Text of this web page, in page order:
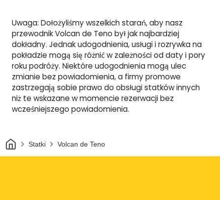
Uwaga: Dołożyliśmy wszelkich starań, aby nasz
przewodnik Volcan de Teno był jak najbardziej
dokładny. Jednak udogodnienia, usługi i rozrywka na
pokładzie mogą się różnić w zależności od daty i pory
roku podróży. Niektóre udogodnienia mogą ulec
zmianie bez powiadomienia, a firmy promowe
zastrzegają sobie prawo do obsługi statków innych
niż te wskazane w momencie rezerwacji bez
wcześniejszego powiadomienia.
DomStatki Volcan de Teno